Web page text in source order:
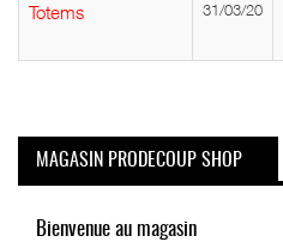
Totems 31/03/20
MAGASIN PRODECOUP SHOP
Bienvenue au magasin